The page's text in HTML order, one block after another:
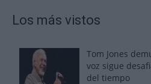
Los más vistos
Tom Jones
voz sigue
del tiempo